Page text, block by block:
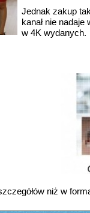
Jednak zakup
kanał nie
w 4K wydanych.
niż w